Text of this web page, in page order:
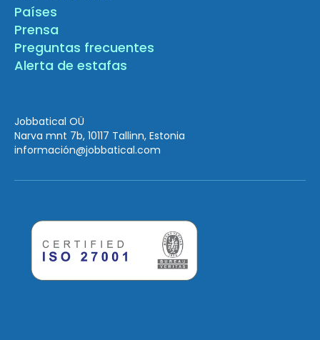
Países
Prensa
Preguntas frecuentes
Alerta de estafas
Jobbatical OÜ
Narva mnt 7b, 10117 Tallinn, Estonia
información@jobbatical.com